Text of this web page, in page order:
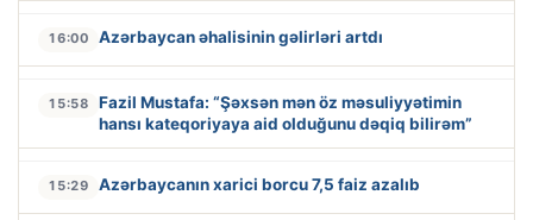
16:00 Azərbaycan əhalisinin gəlirləri artdı
15:58
Fazil Mustafa: “Şəxsən mən öz məsuliyyətimin
hansı kateqoriyaya aid olduğunu dəqiq bilirəm”
15:29 Azərbaycanın xarici borcu 7,5 faiz azalıb